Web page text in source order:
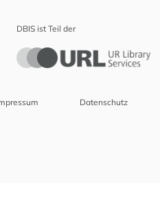
DBIS ist Teil der
Datenschutz